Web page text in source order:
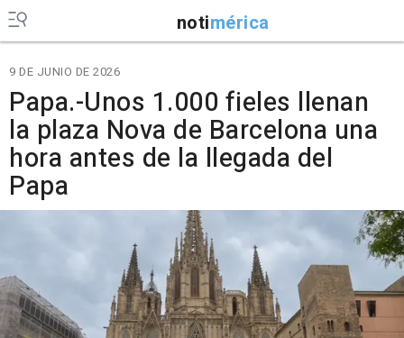
notimérica
9 DE JUNIO DE 2026
Papa.-Unos 1.000 fieles llenan
la plaza Nova de Barcelona una
hora antes de la llegada del
Papa